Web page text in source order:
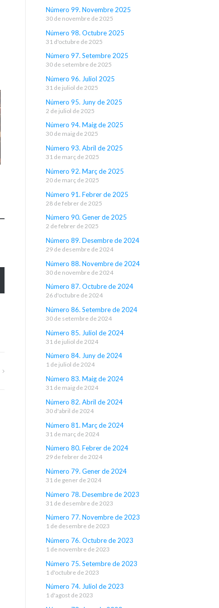
Número 99. Novembre 2025
30 de novembre de 2025
Número 98. Octubre 2025
31 d'octubre de 2025
Número 97. Setembre 2025
30 de setembre de 2025
Número 96. Juliol 2025
31 de juliol de 2025
Número 95. Juny de 2025
2 de juliol de 2025
Número 94. Maig de 2025
30 de maig de 2025
Número 93. Abril de 2025
31 de març de 2025
Número 92. Març de 2025
20 de març de 2025
Número 91. Febrer de 2025
28 de febrer de 2025
Número 90. Gener de 2025
2 de febrer de 2025
Número 89. Desembre de 2024
29 de desembre de 2024
Número 88. Novembre de 2024
30 de novembre de 2024
Número 87. Octubre de 2024
26 d'octubre de 2024
Número 86. Setembre de 2024
30 de setembre de 2024
Número 85. Juliol de 2024
31 de juliol de 2024
Número 84. Juny de 2024
1 de juliol de 2024
Número 83. Maig de 2024
31 de maig de 2024
Número 82. Abril de 2024
30 d'abril de 2024
Número 81. Març de 2024
31 de març de 2024
Número 80. Febrer de 2024
29 de febrer de 2024
Número 79. Gener de 2024
31 de gener de 2024
Número 78. Desembre de 2023
31 de desembre de 2023
Número 77. Novembre de 2023
1 de desembre de 2023
Número 76. Octubre de 2023
1 de novembre de 2023
Número 75. Setembre de 2023
1 d'octubre de 2023
Número 74. Juliol de 2023
1 d'agost de 2023